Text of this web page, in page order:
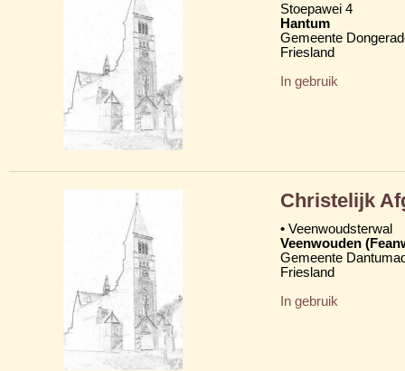
Stoepawei 4
Hantum
Gemeente
Friesland
In gebruik
Christelijk
• Veenwoudsterwal
Veenwouden
Gemeente
Friesland
In gebruik